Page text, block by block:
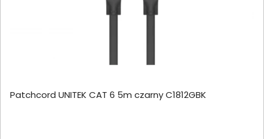
Patchcord UNITEK CAT 6 5m czarny C1812GBK